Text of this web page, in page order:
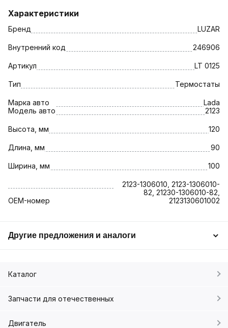
Характеристики
Бренд LUZAR
Внутренний код 246906
Артикул LT 0125
Тип Термостаты
Марка авто
Lada
Модель авто
2123
Высота, мм 120
Длина, мм 90
Ширина, мм 100
OEM-номер
2123-1306010, 2123-1306010-
82, 21230-1306010-82,
2123130601002
Другие предложения и аналоги
Каталог
Запчасти для отечественных
Двигатель